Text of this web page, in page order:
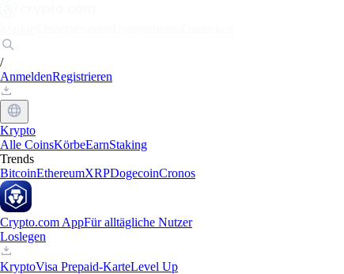
/
AnmeldenRegistrieren
Krypto
Alle CoinsKörbeEarnStaking
Trends
BitcoinEthereumXRPDogecoinCronos
Crypto.com AppFür alltägliche Nutzer
Loslegen
KryptoVisa Prepaid-KarteLevel Up